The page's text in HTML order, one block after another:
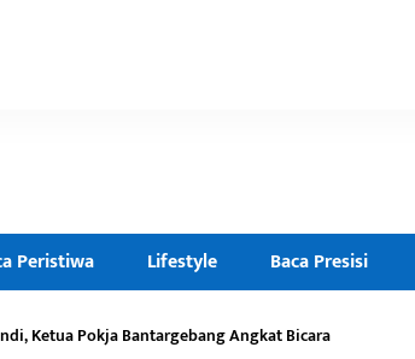
Peristiwa Lifestyle Baca Presisi
Ketua Pokja Bantargebang Angkat Bicara